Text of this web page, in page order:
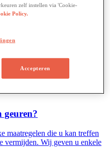
u helpt recycleren. U draagt
planeet, maar...
geuren?
maatregelen die u kan treffen
vermijden. Wij geven u enkele
zelf instellen via 'Cookie-
Policy.
Accepteren